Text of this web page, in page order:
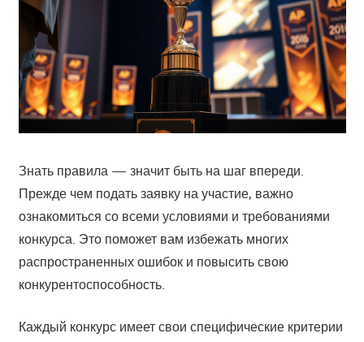
Знать правила — значит быть на шаг впереди.
Прежде чем подать заявку на участие, важно
ознакомиться со всеми условиями и требованиями
конкурса. Это поможет вам избежать многих
распространенных ошибок и повысить свою
конкурентоспособность.
Каждый конкурс имеет свои специфические критерии